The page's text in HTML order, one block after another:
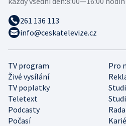
261 136 113
info@ceskatelevize.cz
TV program
Pro
Živé vysílání
TV poplatky
Teletext
Podcasty
Počasí